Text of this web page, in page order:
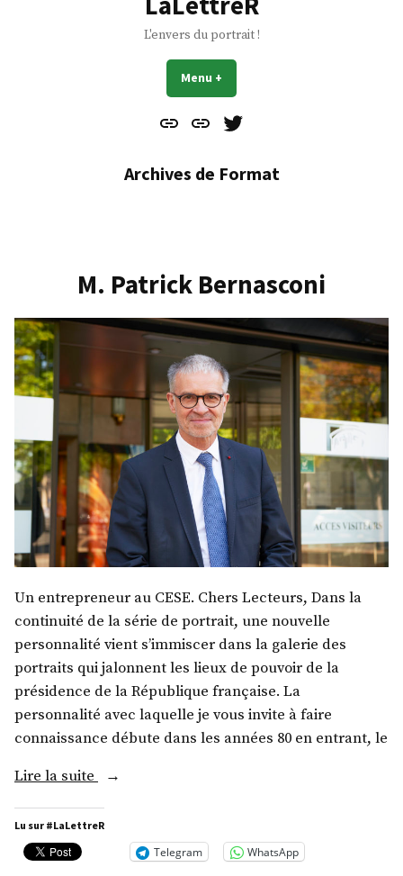
L'envers du portrait !
Menu +
Contact
À
Mes
Archives de Format
M. Patrick Bernasconi
Un entrepreneur au CESE. Chers Lecteurs, Dans la
continuité de la série de portrait, une nouvelle
personnalité vient s’immiscer dans la galerie des
portraits qui jalonnent les lieux de pouvoir de la
présidence de la République française. La
personnalité avec laquelle je vous invite à faire
connaissance débute dans les années 80 en entrant, le
Lire la suite
« M.
Bernasconi »
Lu sur #LaLettreR
Telegram WhatsApp